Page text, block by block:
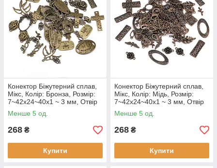
Конектор Біжутерний сплав,
Мікс, Колір: Бронза, Розмір:
7~42x24~40x1 ~ 3 мм, Отвір
2~8 мм, (100 г)
Менше 5 од.
268 ₴
Купити
Конектор Біжутерний сплав,
Мікс, Колір: Мідь, Розмір:
7~42x24~40x1 ~ 3 мм, Отвір
2~8 мм, (100 г)
Менше 5 од.
268 ₴
Купити